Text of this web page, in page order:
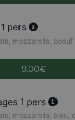
pers
mozzarella, boeuf
9.00€
1 pers
mozzarella, bleu,